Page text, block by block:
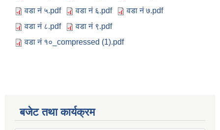
वडा नं ५.pdf
वडा नं ६.pdf
वडा नं ७.pdf
वडा नं ८.pdf
वडा नं ९.pdf
वडा नं १०_compressed (1).pdf
बजेट तथा कार्यक्रम